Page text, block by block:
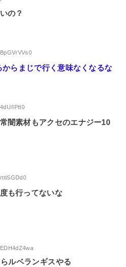
の？
らまじで行く意味なくなるな
IPtI0
闇素材もアクセのエナジー10
も行ってないな
ルベランギスやる